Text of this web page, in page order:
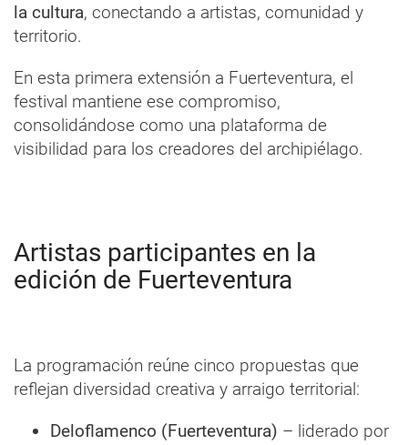
la cultura, conectando a artistas, comunidad y
territorio.
En esta primera extensión a Fuerteventura, el
festival mantiene ese compromiso,
consolidándose como una plataforma de
visibilidad para los creadores del archipiélago.
Artistas participantes en la
edición de Fuerteventura
La programación reúne cinco propuestas que
reflejan diversidad creativa y arraigo territorial:
Deloflamenco (Fuerteventura) – liderado por